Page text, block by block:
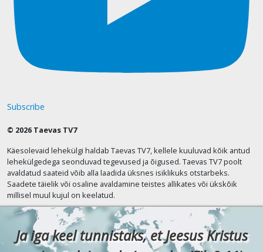
Subscribe
© 2026 Taevas TV7
Käesolevaid lehekülgi haldab Taevas TV7, kellele kuuluvad kõik antud
lehekülgedega seonduvad tegevused ja õigused. Taevas TV7 poolt
avaldatud saateid võib alla laadida üksnes isiklikuks otstarbeks.
Saadete täielik või osaline avaldamine teistes allikates või ükskõik
millisel muul kujul on keelatud.
Ja iga keel tunnistaks, et Jeesus Kristus